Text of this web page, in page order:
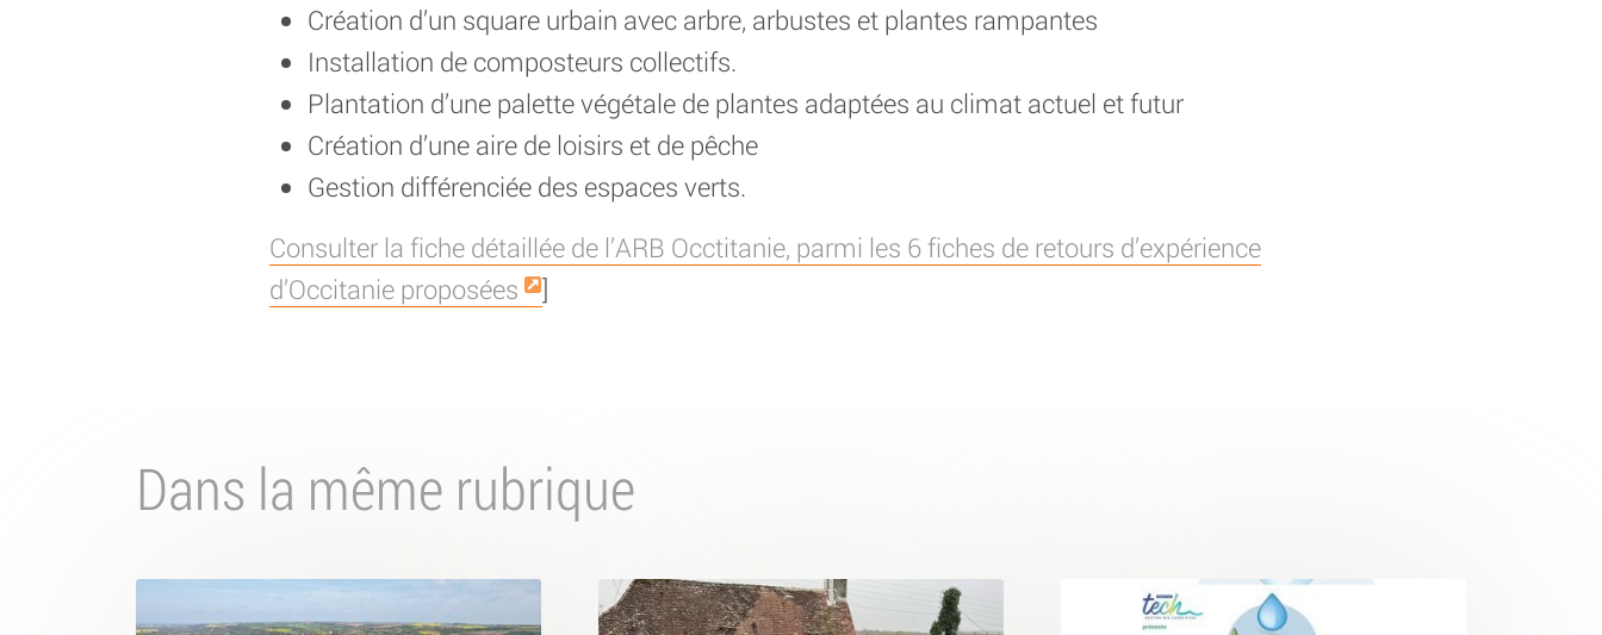
Création d’un square urbain avec arbre, arbustes et plantes rampantes
Installation de composteurs collectifs.
Plantation d’une palette végétale de plantes adaptées au climat actuel et futur
Création d’une aire de loisirs et de pêche
Gestion différenciée des espaces verts.
Consulter la fiche détaillée de l’ARB Occtitanie, parmi les 6 fiches de retours d’expérience
d’Occitanie proposées
]
Dans la même rubrique